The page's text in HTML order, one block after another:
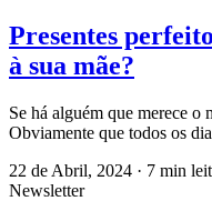
Presentes
à sua mãe?
Se há alguém que merece o
Obviamente que todos os
22 de Abril, 2024 · 7 min
Newsletter